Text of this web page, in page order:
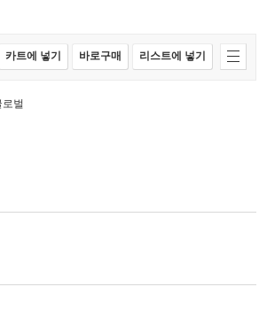
카트에 넣기 바로구매 리스트에 넣기
벌